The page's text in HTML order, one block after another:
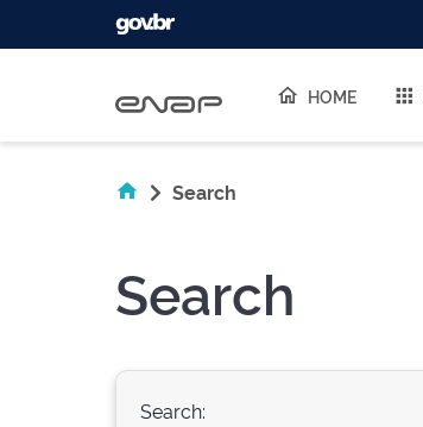
HOME
Search
Search
Search: